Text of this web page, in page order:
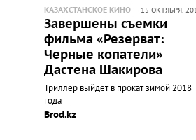
КАЗАХСТАНСКОЕ КИНО 15 ОКТЯБРЯ,
Завершены съемки
фильма «Резерват:
Черные копатели»
Дастена Шакирова
Триллер выйдет в прокат зимой 2018
года
Brod.kz